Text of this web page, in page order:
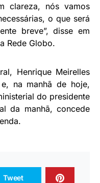
clareza, nós vamos
o que será
breve”, disse em
Rede Globo.
Henrique Meirelles
na manhã de hoje,
do presidente
da manhã, concede
Tweet